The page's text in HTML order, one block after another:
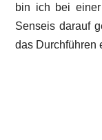
bin ich bei
Senseis darauf
das Durchführen